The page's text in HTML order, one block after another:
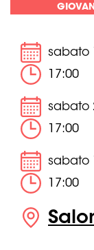
sabato
17:00
sabato
17:00
sabato
17:00